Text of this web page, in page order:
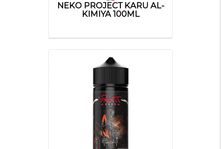
NEKO PROJECT KARU AL-
KIMIYA 100ML